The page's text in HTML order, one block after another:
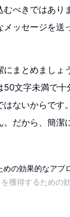
べきではあり
ッセージを送
まとめまし
文字未満で
ないからです
だから、簡潔
獲得するための